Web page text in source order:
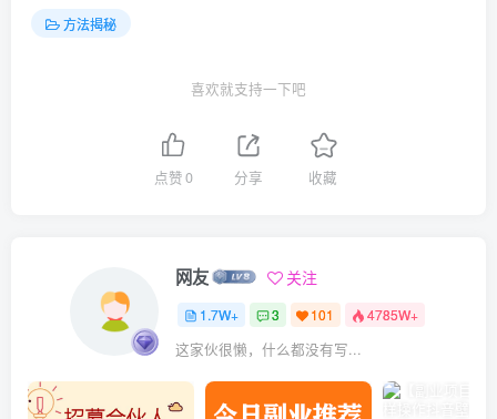
方法揭秘
喜欢就支持一下吧
点赞0 分享 收藏
网友 关注
1.7W+ 3 101 4785W+
这家伙很懒，什么都没有写...